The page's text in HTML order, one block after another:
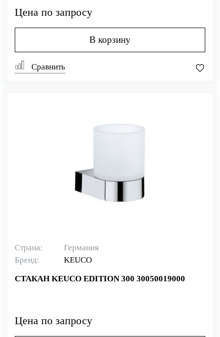
Цена по запросу
В корзину
Сравнить
Страна:
Германия
Бренд:
KEUCO
СТАКАН KEUCO EDITION 300 30050019000
Цена по запросу